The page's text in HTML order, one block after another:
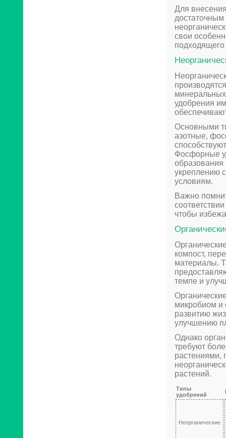
Для
свои
минеральных
удобрения
Основными
азотные,
Фосфорные
образования
укреплению
условиям.
Важно
чтобы
компост,
материалы.
темпе и
микробиом и
развитию
улучшению
Однако
требуют
растениями,
растений.
Типы
удобрений
Неорганические